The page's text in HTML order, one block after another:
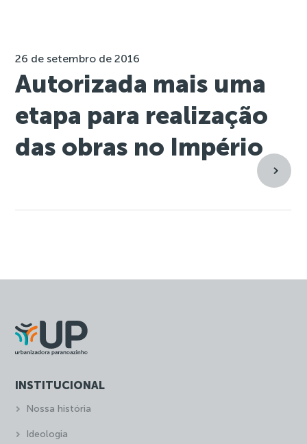
26 de setembro de 2016
Autorizada mais uma
etapa para realização
das obras no Império
INSTITUCIONAL
Nossa história
Ideologia